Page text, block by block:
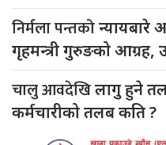
निर्मला पन्तकोन्यायबारे
गृहमन्त्री गुरुङको आग्रह,
चालु आवदेखिलागु हुने
कर्मचारीको तलब कति ?